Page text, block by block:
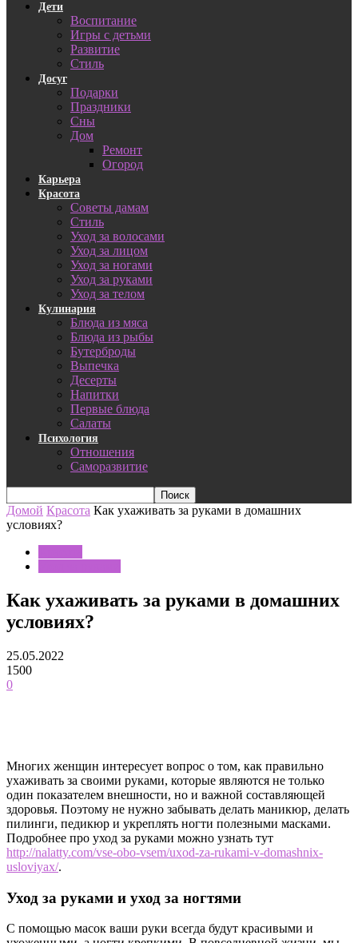
Дети
Воспитание
Игры с детьми
Развитие
Стиль
Досуг
Подарки
Праздники
Сны
Дом
Ремонт
Огород
Карьера
Красота
Советы дамам
Стиль
Уход за волосами
Уход за лицом
Уход за ногами
Уход за руками
Уход за телом
Кулинария
Блюда из мяса
Блюда из рыбы
Бутерброды
Выпечка
Десерты
Напитки
Первые блюда
Салаты
Психология
Отношения
Саморазвитие
Домой Красота Как ухаживать за руками в домашних
условиях?
Как ухаживать за руками в домашних
условиях?
25.05.2022
1500
0
Многих женщин интересует вопрос о том, как правильно
ухаживать за своими руками, которые являются не только
один показателем внешности, но и важной составляющей
здоровья. Поэтому не нужно забывать делать маникюр, делать
пилинги, педикюр и укреплять ногти полезными масками.
Подробнее про уход за руками можно узнать тут
http://nalatty.com/vse-obo-vsem/uxod-za-rukami-v-domashnix-
usloviyax/.
Уход за руками и уход за ногтями
С помощью масок ваши руки всегда будут красивыми и